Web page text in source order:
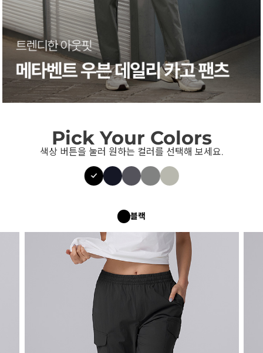
Pick Your Colors
색상 버튼을 눌러 원하는 컬러를 선택해 보세요.
블랙